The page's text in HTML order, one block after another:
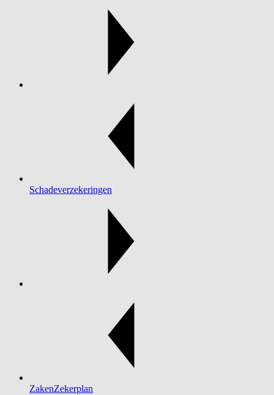
Schadeverzekeringen
ZakenZekerplan